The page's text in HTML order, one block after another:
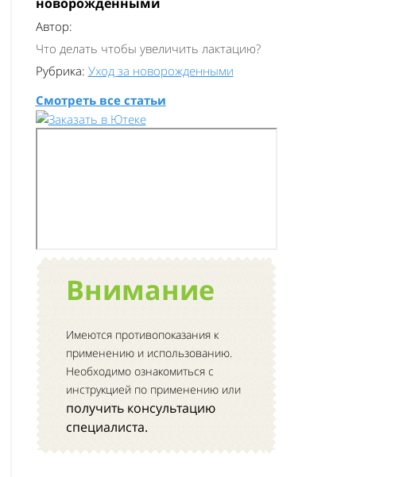
Автор:
Что делать чтобы увеличить лактацию?
Рубрика: Уход за новорожденными
Смотреть все статьи
Внимание
Имеются противопоказания к
применению и использованию.
Необходимо ознакомиться с
инструкцией по применению или
получить консультацию
специалиста.